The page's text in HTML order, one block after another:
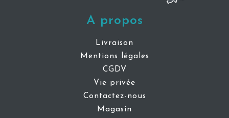
A propos
Livraison
Mentions légales
CGDV
Vie privée
Contactez-nous
Magasin